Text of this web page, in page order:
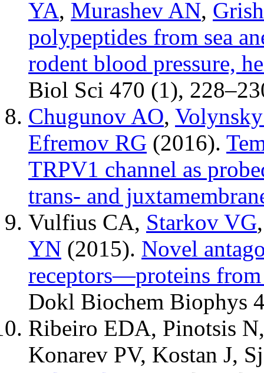
YA, Murashev AN,
polypeptides from sea
rodent blood pressure,
Biol Sci 470 (1),
Chugunov AO,
Efremov RG (2016).
TRPV1 channel as
trans- and
Vulfius CA, Starkov VG
YN (2015). Novel
receptors—proteins from
Dokl Biochem Biophys
Ribeiro EDA, Pinotsis N
Konarev PV, Kostan J,